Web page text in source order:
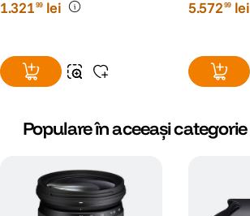
1.32199 lei 5.57299 lei
Populare în aceeași categorie